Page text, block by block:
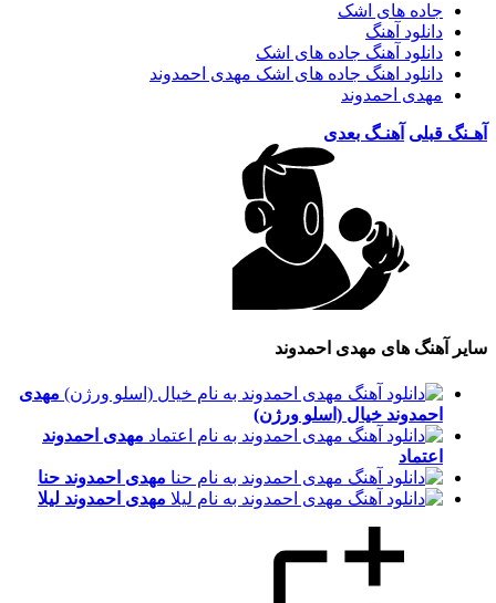
جاده های اشک
دانلود آهنگ
دانلود آهنگ جاده های اشک
دانلود اهنگ جاده های اشک مهدی احمدوند
مهدی احمدوند
آهـنگ قبلی آهنـگ بعدی
سایر آهنگ های مهدی احمدوند
مهدی
احمدوند خیال (اسلو ورژن)
مهدی احمدوند
اعتماد
مهدی احمدوند حنا
مهدی احمدوند لیلا